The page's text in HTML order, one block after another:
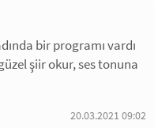
bir programı vardı
şiir okur, ses tonuna
20.03.2021 09:02